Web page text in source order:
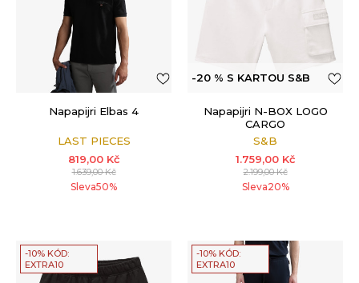
Napapijri Elbas 4
LAST PIECES
819,00 Kč
1.639,00Kč
Sleva50%
-20 % S KARTOU S&B
Napapijri N-BOX LOGO
CARGO
S&B
1.759,00 Kč
2.199,00Kč
Sleva20%
-10% KÓD:
EXTRA10
-10% KÓD:
EXTRA10